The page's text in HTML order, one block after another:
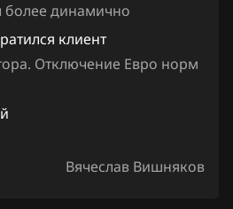
более динамично
клиент
Отключение Евро норм
Вячеслав Вишняков